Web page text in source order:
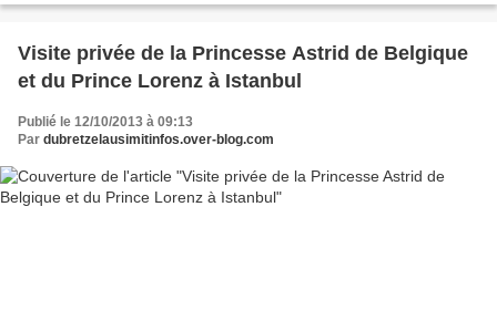
Visite privée de la Princesse Astrid de Belgique
et du Prince Lorenz à Istanbul
Publié le 12/10/2013 à 09:13
Par dubretzelausimitinfos.over-blog.com